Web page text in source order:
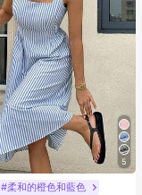
5
#柔和的橙色和藍色